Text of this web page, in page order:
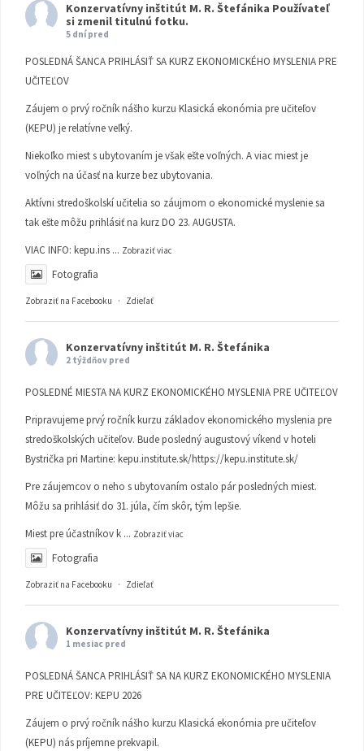
Konzervatívny inštitút M. R. Štefánika Používateľ
si zmenil titulnú fotku.
5 dní pred
POSLEDNÁ ŠANCA PRIHLÁSIŤ SA KURZ EKONOMICKÉHO MYSLENIA PRE
UČITEĽOV
Záujem o prvý ročník nášho kurzu Klasická ekonómia pre učiteľov
(KEPU) je relatívne veľký.
Niekoľko miest s ubytovaním je však ešte voľných. A viac miest je
voľných na účasť na kurze bez ubytovania.
Aktívni stredoškolskí učitelia so záujmom o ekonomické myslenie sa
tak ešte môžu prihlásiť na kurz DO 23. AUGUSTA.
VIAC INFO: kepu.ins ... Zobraziť viac
Fotografia
Zobraziť na Facebooku · Zdieľať
Konzervatívny inštitút M. R. Štefánika
2 týždňov pred
POSLEDNÉ MIESTA NA KURZ EKONOMICKÉHO MYSLENIA PRE UČITEĽOV
Pripravujeme prvý ročník kurzu základov ekonomického myslenia pre
stredoškolských učiteľov. Bude posledný augustový víkend v hoteli
Bystrička pri Martine: kepu.institute.sk/https://kepu.institute.sk/
Pre záujemcov o neho s ubytovaním ostalo pár posledných miest.
Môžu sa prihlásiť do 31. júla, čím skôr, tým lepšie.
Miest pre účastníkov k ... Zobraziť viac
Fotografia
Zobraziť na Facebooku · Zdieľať
Konzervatívny inštitút M. R. Štefánika
1 mesiac pred
POSLEDNÁ ŠANCA PRIHLÁSIŤ SA NA KURZ EKONOMICKÉHO MYSLENIA
PRE UČITEĽOV: KEPU 2026
Záujem o prvý ročník nášho kurzu Klasická ekonómia pre učiteľov
(KEPU) nás príjemne prekvapil.